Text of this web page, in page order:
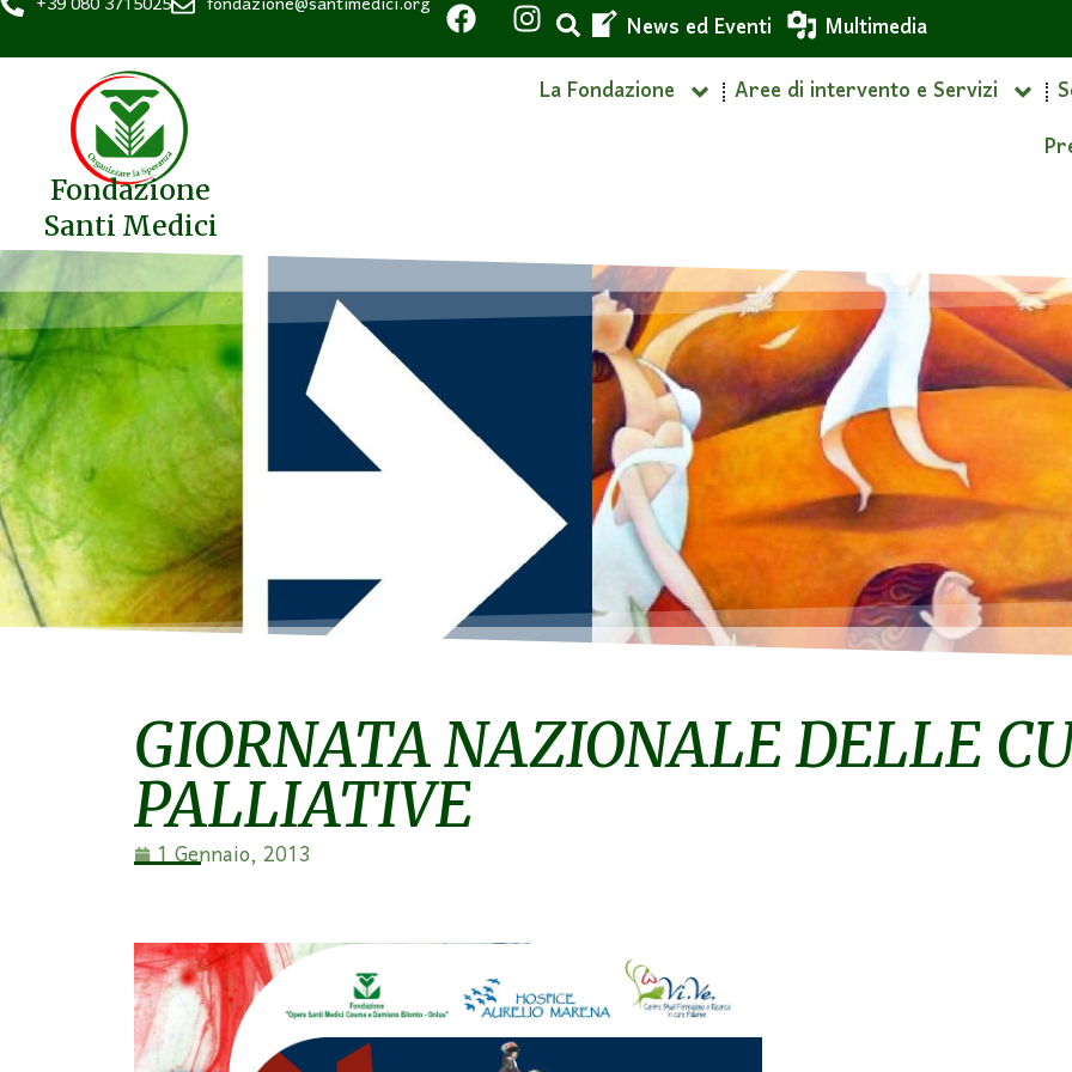
News ed Eventi Multimedia
Fondazione
Santi Medici
La Fondazione Aree di intervento e Servizi
GIORNATA NAZIONALE DELLE
PALLIATIVE
1 Gennaio, 2013